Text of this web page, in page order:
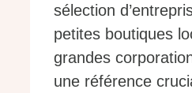
sélection
petites boutiques
grandes
une référence